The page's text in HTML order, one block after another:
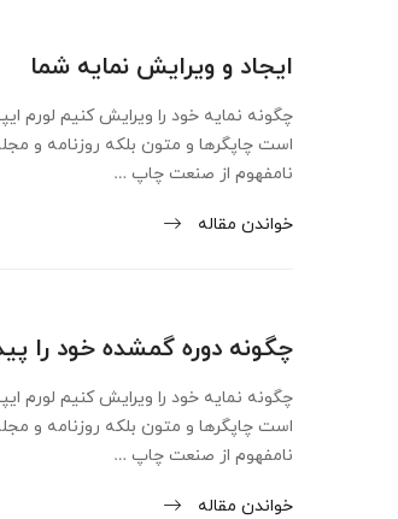
ایجاد و ویرایش نمایه شما
چگونه نمایه خود را ویرایش کنیم لورم
است چاپگرها و متون بلکه روزنامه و
نامفهوم از صنعت چاپ …
خواندن مقاله
چگونه دوره گمشده خود را
چگونه نمایه خود را ویرایش کنیم لورم
است چاپگرها و متون بلکه روزنامه و
نامفهوم از صنعت چاپ …
خواندن مقاله